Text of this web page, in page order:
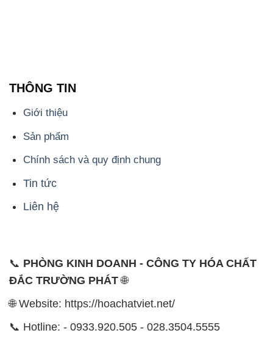
Chính sách và quy định chung
Tin tức
Liên hệ
📞
PHÒNG KINH DOANH - CÔNG TY HÓA CHẤT
ĐẮC TRƯỜNG PHÁT
- 028.3756.1835 - 028.3756.1840 - 028.3756.1841-
0902.765.866